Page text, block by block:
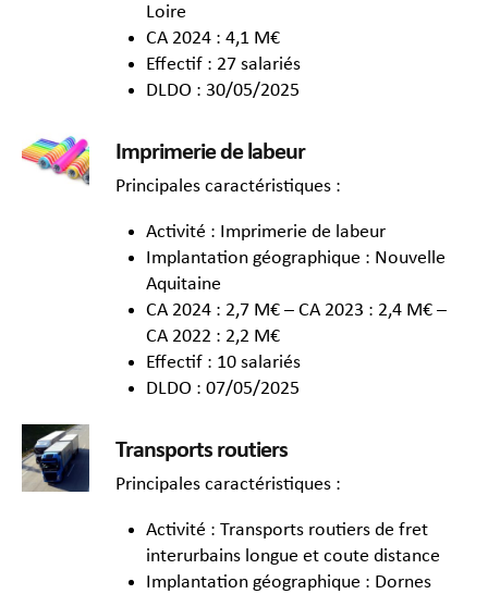
Loire
CA 2024 : 4,1 M€
Effectif : 27 salariés
DLDO : 30/05/2025
Imprimerie de labeur
Principales caractéristiques :
Activité : Imprimerie de labeur
Implantation géographique : Nouvelle
Aquitaine
CA 2024 : 2,7 M€ – CA 2023 : 2,4 M€ –
CA 2022 : 2,2 M€
Effectif : 10 salariés
DLDO : 07/05/2025
Transports routiers
Principales caractéristiques :
Activité : Transports routiers de fret
interurbains longue et coute distance
Implantation géographique : Dornes